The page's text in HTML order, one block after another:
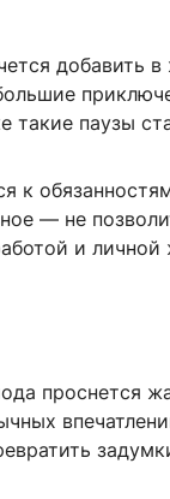
добавить
паузы
к
— не
и
проснется